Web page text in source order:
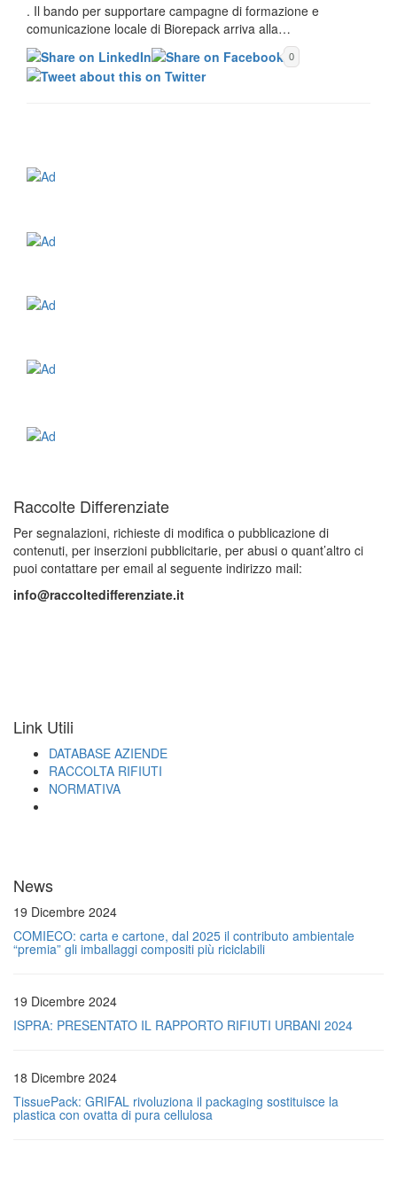
. Il bando per supportare campagne di formazione e
comunicazione locale di Biorepack arriva alla…
0
Raccolte Differenziate
Per segnalazioni, richieste di modifica o pubblicazione di
contenuti, per inserzioni pubblicitarie, per abusi o quant’altro ci
puoi contattare per email al seguente indirizzo mail:
info@raccoltedifferenziate.it
Link Utili
DATABASE AZIENDE
RACCOLTA RIFIUTI
NORMATIVA
News
19 Dicembre 2024
COMIECO: carta e cartone, dal 2025 il contributo ambientale
“premia” gli imballaggi compositi più riciclabili
19 Dicembre 2024
ISPRA: PRESENTATO IL RAPPORTO RIFIUTI URBANI 2024
18 Dicembre 2024
TissuePack: GRIFAL rivoluziona il packaging sostituisce la
plastica con ovatta di pura cellulosa